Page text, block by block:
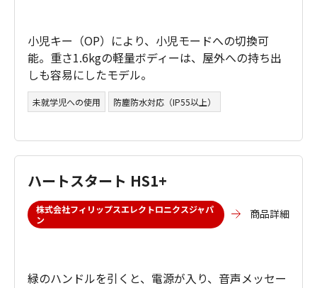
小児キー（OP）により、小児モードへの切換可
能。重さ1.6kgの軽量ボディーは、屋外への持ち出
しも容易にしたモデル。
未就学児への使用 防塵防水対応（IP55以上）
ハートスタート HS1+
株式会社フィリップスエレクトロニクスジャパ
ン
商品詳細
緑のハンドルを引くと、電源が入り、音声メッセー